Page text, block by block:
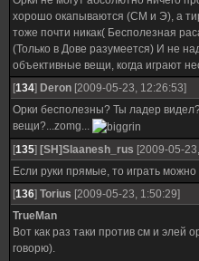
хорошо окапываются (СМ и Э), а
тоже почти никак( Бесполезная
(Только в Дове разумеется) И не
объективные вещи, когда играют
[134] Deron [2009-05-23, 12:26:53]
Орки бесполезны? Ты ладер
вещи?...zomg...
[135] [SH]Slaanesh_rus [2009-05-
Если руки прямые, то играть можно
[136] Torius [2009-05-23, 1:50:29]
TrueMan
Вот как раз таки против см и элей
говорю).